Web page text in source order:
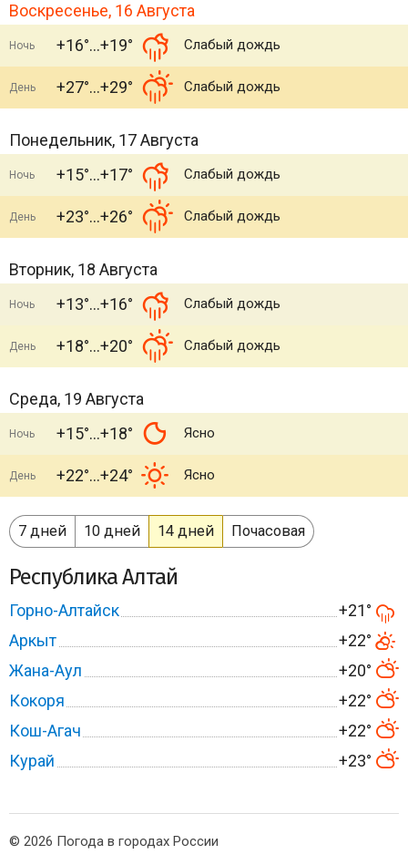
Воскресенье, 16 Августа
Ночь +16° +19° Слабый дождь
День +27° +29° Слабый дождь
Понедельник, 17 Августа
Ночь +15° +17° Слабый дождь
День +23° +26° Слабый дождь
Вторник, 18 Августа
Ночь +13° +16° Слабый дождь
День +18° +20° Слабый дождь
Среда, 19 Августа
Ночь +15° +18° Ясно
День +22° +24° Ясно
7 дней 10 дней 14 дней Почасовая
Республика Алтай
Горно-Алтайск
+21°
Аркыт
+22°
Жана-Аул
+20°
Кокоря
+22°
Кош-Агач
+22°
Курай
+23°
© 2026 Погода в городах России